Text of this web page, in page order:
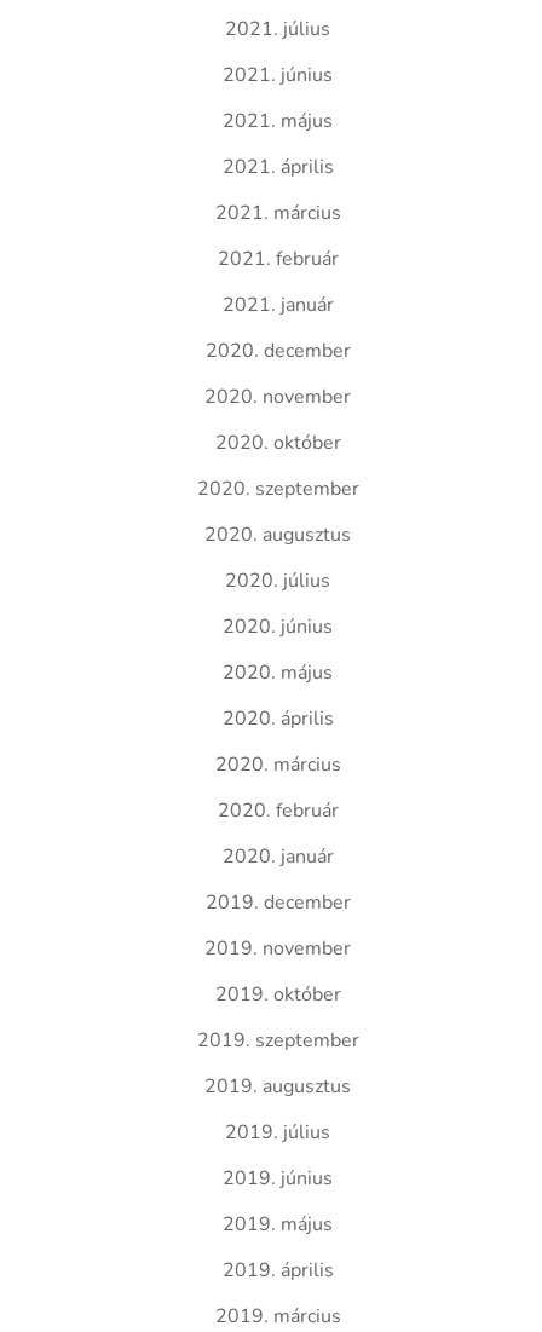
2021. július
2021. június
2021. május
2021. április
2021. március
2021. február
2021. január
2020. december
2020. november
2020. október
2020. szeptember
2020. augusztus
2020. július
2020. június
2020. május
2020. április
2020. március
2020. február
2020. január
2019. december
2019. november
2019. október
2019. szeptember
2019. augusztus
2019. július
2019. június
2019. május
2019. április
2019. március